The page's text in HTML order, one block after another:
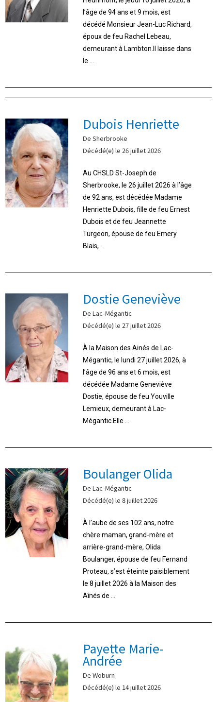
l’âge de 94 ans et 9 mois, est
décédé Monsieur Jean-Luc Richard,
époux de feu Rachel Lebeau,
demeurant à Lambton.Il laisse dans
le ...
Dubois Henriette
De Sherbrooke
Décédé(e) le 26 juillet 2026
Au CHSLD St-Joseph de
Sherbrooke, le 26 juillet 2026 à l’âge
de 92 ans, est décédée Madame
Henriette Dubois, fille de feu Ernest
Dubois et de feu Jeannette
Turgeon, épouse de feu Emery
Blais, ...
Dostie Geneviève
De Lac-Mégantic
Décédé(e) le 27 juillet 2026
À la Maison des Ainés de Lac-
Mégantic, le lundi 27 juillet 2026, à
l’âge de 96 ans et 6 mois, est
décédée Madame Geneviève
Dostie, épouse de feu Youville
Lemieux, demeurant à Lac-
Mégantic.Elle ...
Boulanger Olida
De Lac-Mégantic
Décédé(e) le 8 juillet 2026
À l’aube de ses 102 ans, notre
chère maman, grand-mère et
arrière-grand-mère, Olida
Boulanger, épouse de feu Fernand
Proteau, s’est éteinte paisiblement
le 8 juillet 2026 à la Maison des
Aînés de ...
Payette Marie-
Andrée
De Woburn
Décédé(e) le 14 juillet 2026